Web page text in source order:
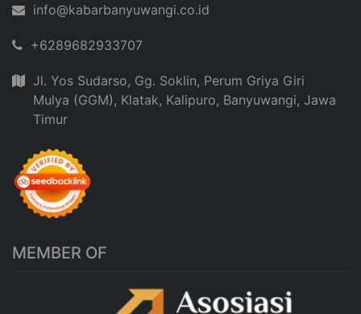
info@kabarbanyuwangi.co.id
+6289682933707
Jl. Yos Sudarso, Gg. Soklin, Perum Griya Giri
Mulya (GGM), Klatak, Kalipuro, Banyuwangi, Jawa
Timur
MEMBER OF